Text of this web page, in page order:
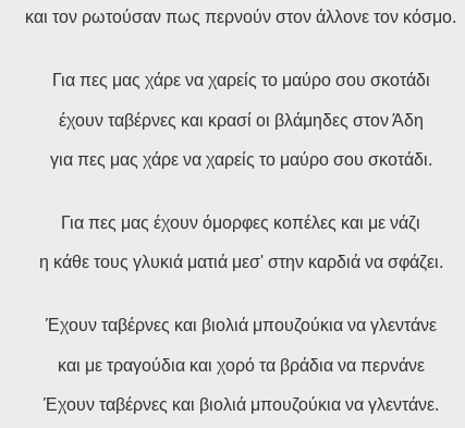
και τον ρωτούσαν πως περνούν στον άλλονε τον κόσμο.
Για πες μας χάρε να χαρείς το μαύρο σου σκοτάδι
έχουν ταβέρνες και κρασί οι βλάμηδες στον Άδη
για πες μας χάρε να χαρείς το μαύρο σου σκοτάδι.
Για πες μας έχουν όμορφες κοπέλες και με νάζι
η κάθε τους γλυκιά ματιά μεσ' στην καρδιά να σφάζει.
Έχουν ταβέρνες και βιολιά μπουζούκια να γλεντάνε
και με τραγούδια και χορό τα βράδια να περνάνε
Έχουν ταβέρνες και βιολιά μπουζούκια να γλεντάνε.